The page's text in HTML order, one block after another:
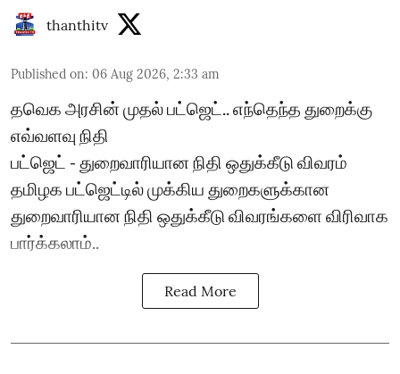
thanthitv
Published on: 06 Aug 2026, 2:33 am
தவெக அரசின் முதல் பட்ஜெட்.. எந்தெந்த துறைக்கு
எவ்வளவு நிதி
பட்ஜெட் - துறைவாரியான நிதி ஒதுக்கீடு விவரம்
தமிழக பட்ஜெட்டில் முக்கிய துறைகளுக்கான
துறைவாரியான நிதி ஒதுக்கீடு விவரங்களை விரிவாக
பார்க்கலாம்..
Read More